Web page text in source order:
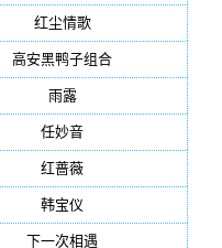
红尘情歌(472)
高安黑鸭子组合
雨露(350)
任妙音
红蔷薇
韩宝仪
下一次相遇